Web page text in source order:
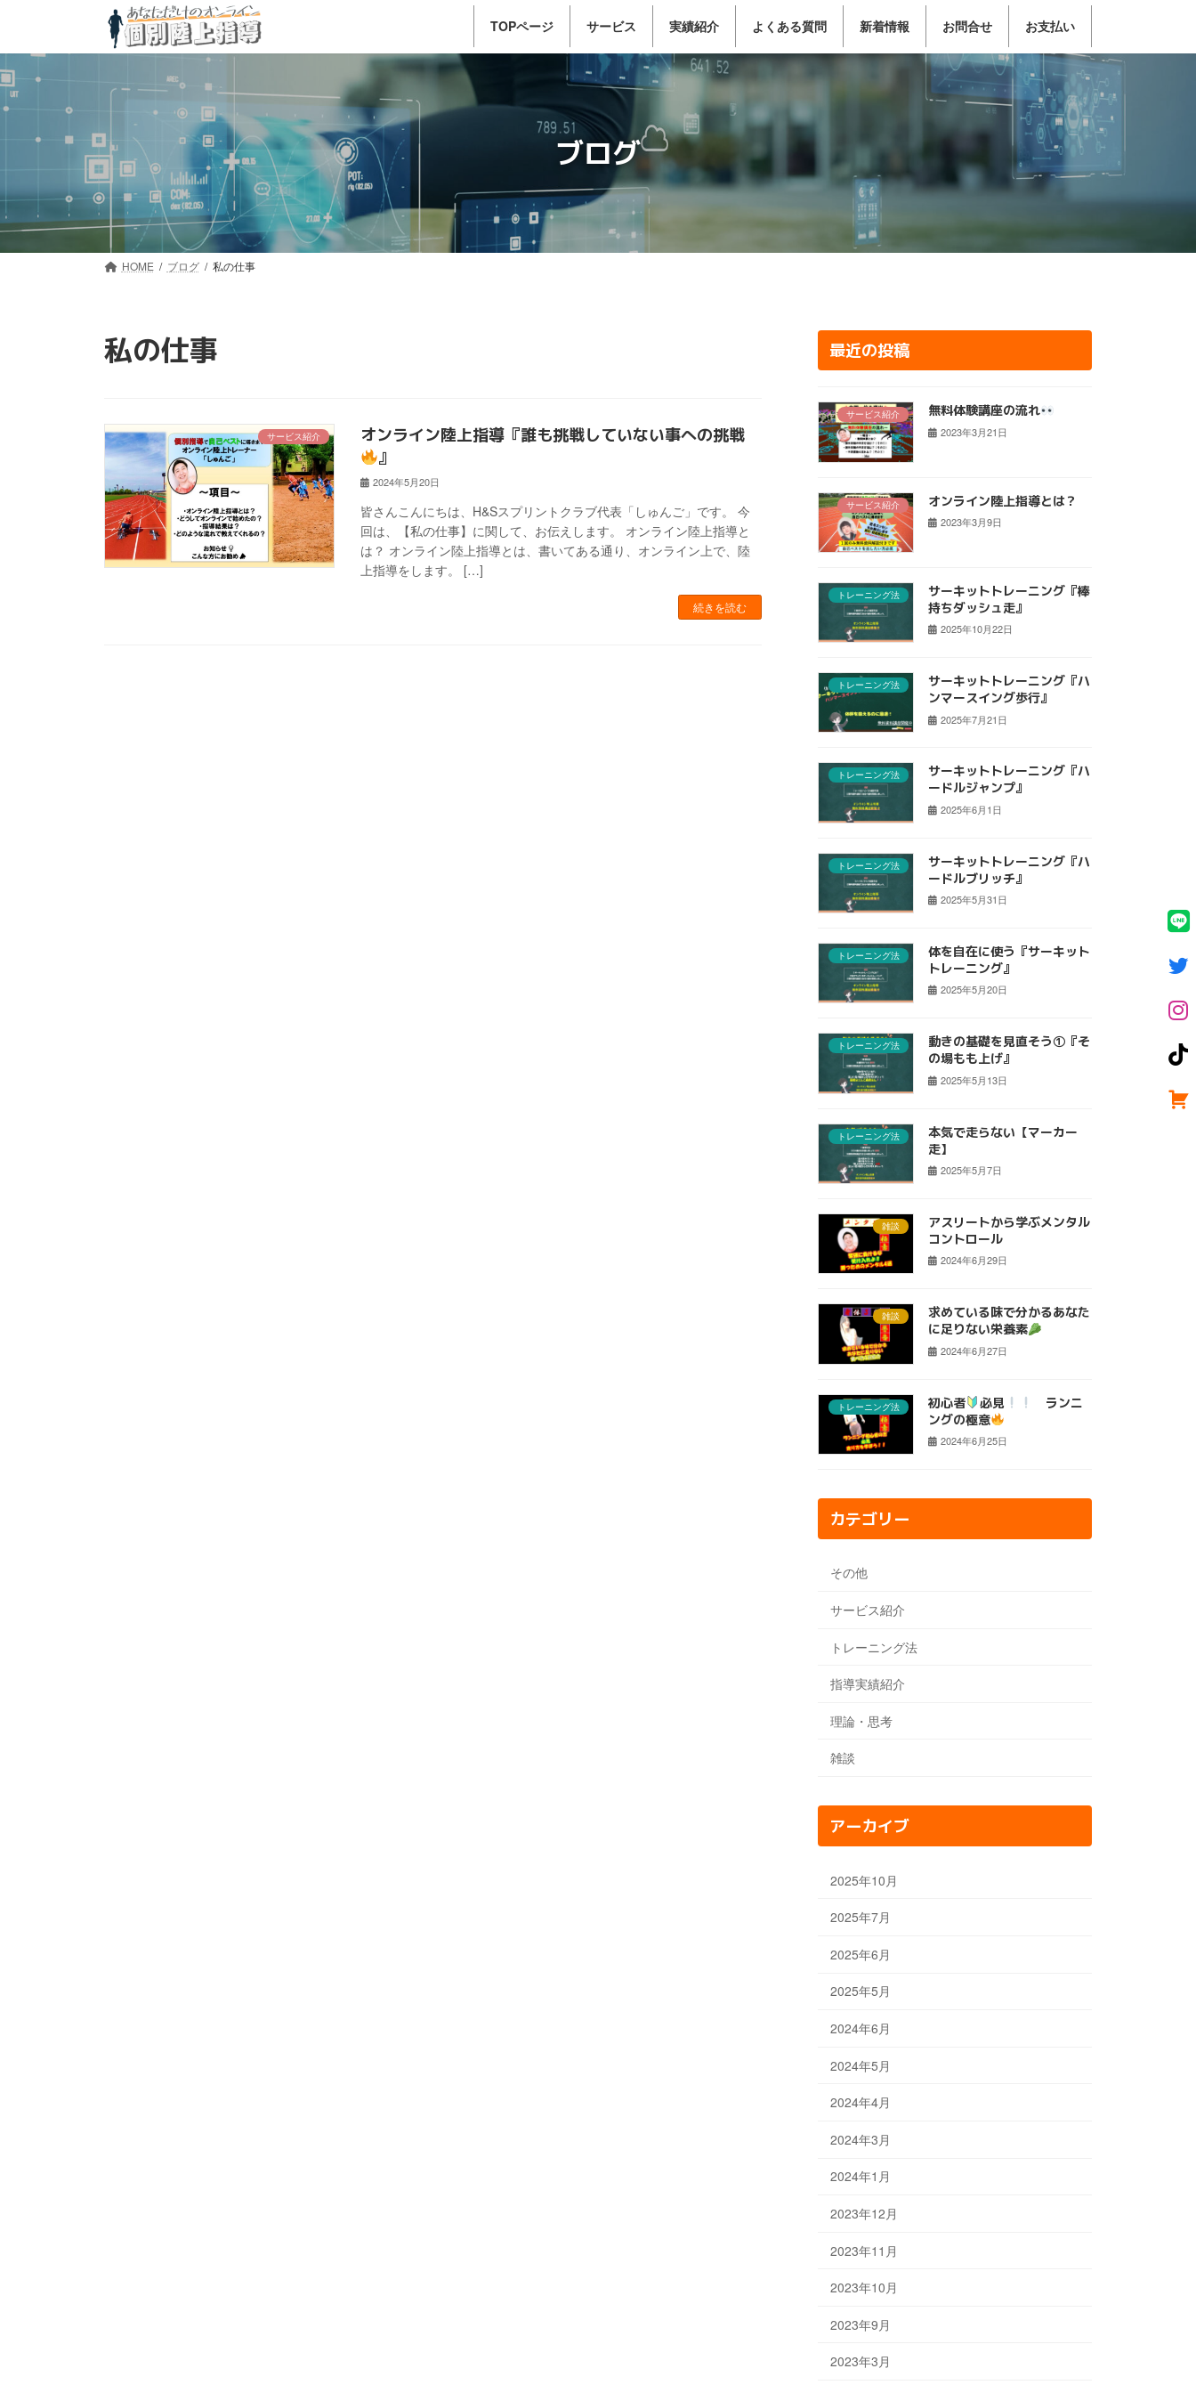
テ
ン
ツ
へ
プ
ゲ
ー
シ
ョ
動
TOPページ サービス 実績紹介 よくある質問 新着情報 お問合せ お支払い
ブログ
HOME ブログ 私の仕事
私の仕事
サービス紹介
オンライン陸上指導『誰も挑戦していない事への挑戦
』
2024年5月20日
皆さんこんにちは、H&Sスプリントクラブ代表「しゅんご」です。 今
回は、【私の仕事】に関して、お伝えします。 オンライン陸上指導と
は？ オンライン陸上指導とは、書いてある通り、オンライン上で、陸
上指導をします。 […]
続きを読む
最近の投稿
サービス紹介 無料体験講座の流れ
2023年3月21日
サービス紹介 オンライン陸上指導とは？
2023年3月9日
トレーニング法
サーキットトレーニング『棒
持ちダッシュ走』
2025年10月22日
トレーニング法
サーキットトレーニング『ハ
ンマースイング歩行』
2025年7月21日
トレーニング法
サーキットトレーニング『ハ
ードルジャンプ』
2025年6月1日
トレーニング法
サーキットトレーニング『ハ
ードルブリッチ』
2025年5月31日
トレーニング法
体を自在に使う『サーキット
トレーニング』
2025年5月20日
トレーニング法
動きの基礎を見直そう①『そ
の場もも上げ』
2025年5月13日
トレーニング法
本気で走らない【マーカー
走】
2025年5月7日
雑談
アスリートから学ぶメンタル
コントロール
2024年6月29日
雑談
求めている味で分かるあなた
に足りない栄養素
2024年6月27日
トレーニング法 初心者 必見
ランニ
ングの極意
2024年6月25日
カテゴリー
その他
サービス紹介
トレーニング法
指導実績紹介
理論・思考
雑談
アーカイブ
2025年10月
2025年7月
2025年6月
2025年5月
2024年6月
2024年5月
2024年4月
2024年3月
2024年1月
2023年12月
2023年11月
2023年10月
2023年9月
2023年3月